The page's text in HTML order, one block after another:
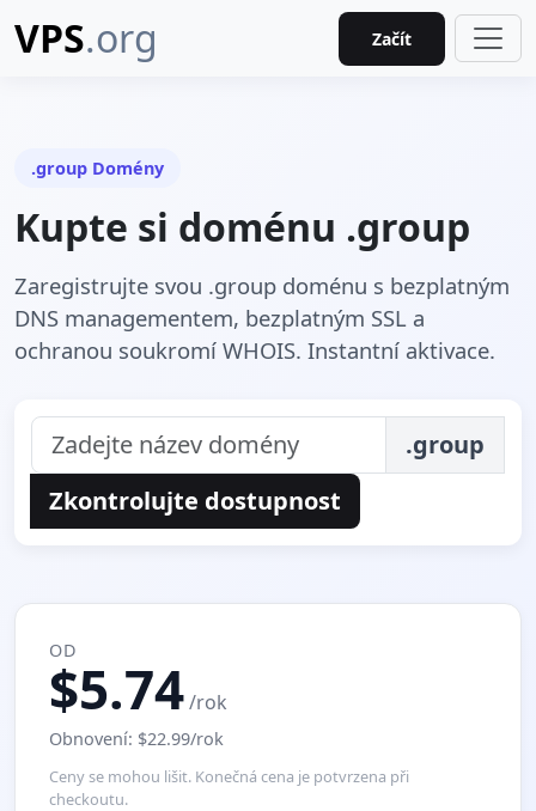
VPS.org Začít
.group Domény
Kupte si doménu .group
Zaregistrujte svou .group doménu s bezplatným
DNS managementem, bezplatným SSL a
ochranou soukromí WHOIS. Instantní aktivace.
.group
Zkontrolujte dostupnost
OD
$5.74/rok
Obnovení: $22.99/rok
Ceny se mohou lišit. Konečná cena je potvrzena při
checkoutu.